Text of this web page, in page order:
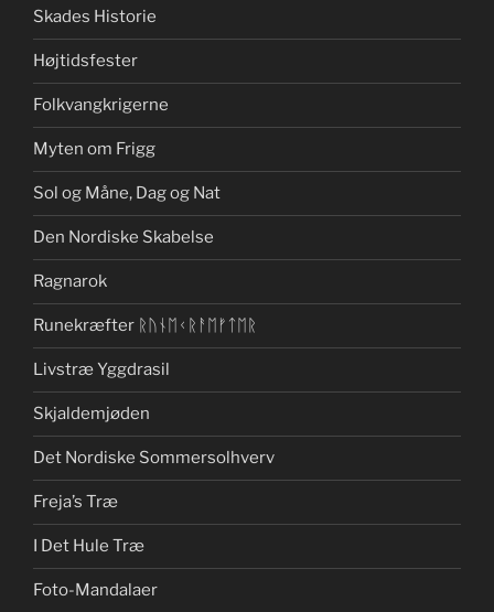
Skades Historie
Højtidsfester
Folkvangkrigerne
Myten om Frigg
Sol og Måne, Dag og Nat
Den Nordiske Skabelse
Ragnarok
Runekræfter ᚱᚢᚾᛖᚲᚱᚨᛖᚠᛏᛖᚱ
Livstræ Yggdrasil
Skjaldemjøden
Det Nordiske Sommersolhverv
Freja’s Træ
I Det Hule Træ
Foto-Mandalaer